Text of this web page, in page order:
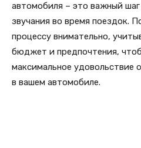
автомобиля – это важный
звучания во время поездок.
процессу внимательно,
бюджет и предпочтения,
максимальное удовольствие
в вашем автомобиле.